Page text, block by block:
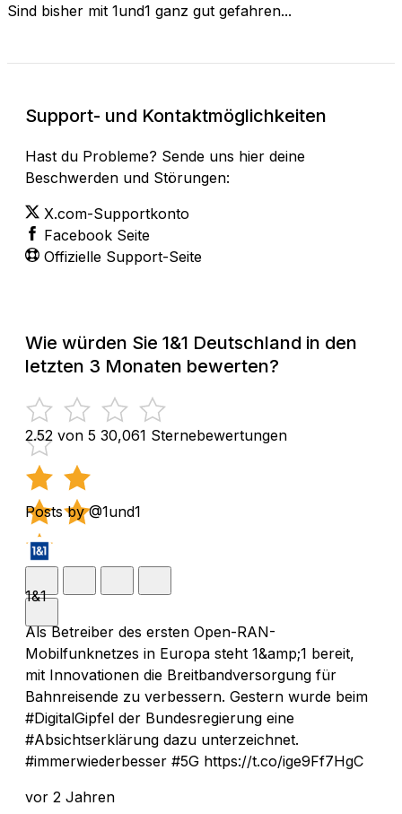
Sind bisher mit 1und1 ganz gut gefahren...
Support- und Kontaktmöglichkeiten
Hast du Probleme? Sende uns hier deine
Beschwerden und Störungen:
X.com-Supportkonto
Facebook Seite
Offizielle Support-Seite
Wie würden Sie 1&1 Deutschland in den
letzten 3 Monaten bewerten?
2.52 von 5 30,061 Sternebewertungen
Posts by @1und1
1&1
Als Betreiber des ersten Open-RAN-
Mobilfunknetzes in Europa steht 1&amp;1 bereit,
mit Innovationen die Breitbandversorgung für
Bahnreisende zu verbessern. Gestern wurde beim
#DigitalGipfel der Bundesregierung eine
#Absichtserklärung dazu unterzeichnet.
#immerwiederbesser #5G https://t.co/ige9Ff7HgC
vor 2 Jahren